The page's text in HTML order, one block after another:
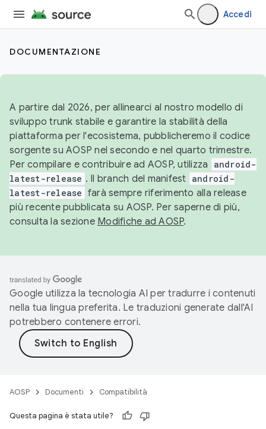
Accedi
DOCUMENTAZIONE
A partire dal 2026, per allinearci al nostro modello di
sviluppo trunk stabile e garantire la stabilità della
piattaforma per l'ecosistema, pubblicheremo il codice
sorgente su AOSP nel secondo e nel quarto trimestre.
Per compilare e contribuire ad AOSP, utilizza
android-
latest-release . Il branch del manifest android-
latest-release farà sempre riferimento alla release
più recente pubblicata su AOSP. Per saperne di più,
consulta la sezione Modifiche ad AOSP.
Google utilizza la tecnologia AI per tradurre i contenuti
nella tua lingua preferita. Le traduzioni generate dall'AI
potrebbero contenere errori.
AOSP Documenti Compatibilità
Questa pagina è stata utile?